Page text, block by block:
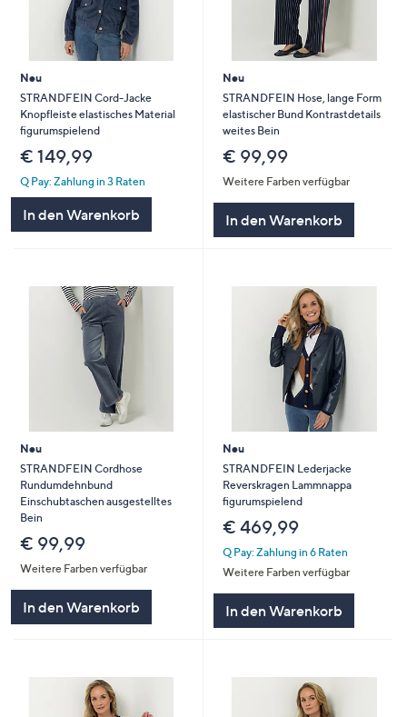
Neu
STRANDFEIN Cord-Jacke
Knopfleiste elastisches Material
figurumspielend
€ 149,99
Q Pay: Zahlung in 3 Raten
In den Warenkorb
Neu
STRANDFEIN Hose, lange Form
elastischer Bund Kontrastdetails
weites Bein
€ 99,99
Weitere Farben verfügbar
In den Warenkorb
Neu
STRANDFEIN Cordhose
Rundumdehnbund
Einschubtaschen ausgestelltes
Bein
€ 99,99
Weitere Farben verfügbar
In den Warenkorb
Neu
STRANDFEIN Lederjacke
Reverskragen Lammnappa
figurumspielend
€ 469,99
Q Pay: Zahlung in 6 Raten
Weitere Farben verfügbar
In den Warenkorb